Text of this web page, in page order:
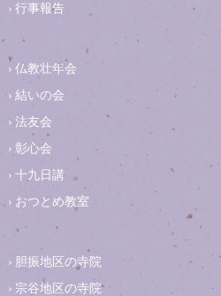
行事報告
仏教壮年会
結いの会
法友会
彰心会
十九日講
おつとめ教室
胆振地区の寺院
宗谷地区の寺院